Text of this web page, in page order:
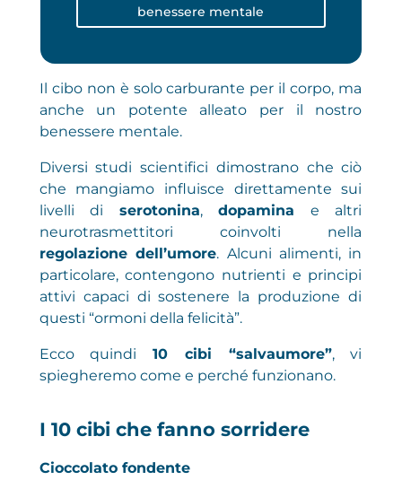
benessere mentale
Il cibo non è solo carburante per il corpo, ma
anche un potente alleato per il nostro
benessere mentale.
Diversi studi scientifici dimostrano che ciò
che mangiamo influisce direttamente sui
livelli di serotonina,dopamina e altri
neurotrasmettitori coinvolti nella
regolazione dell’umore. Alcuni alimenti, in
particolare, contengono nutrienti e principi
attivi capaci di sostenere la produzione di
questi “ormoni della felicità”.
Ecco quindi10 cibi “salvaumore”, vi
spiegheremo come e perché funzionano.
I 10 cibi che fanno sorridere
Cioccolato fondente